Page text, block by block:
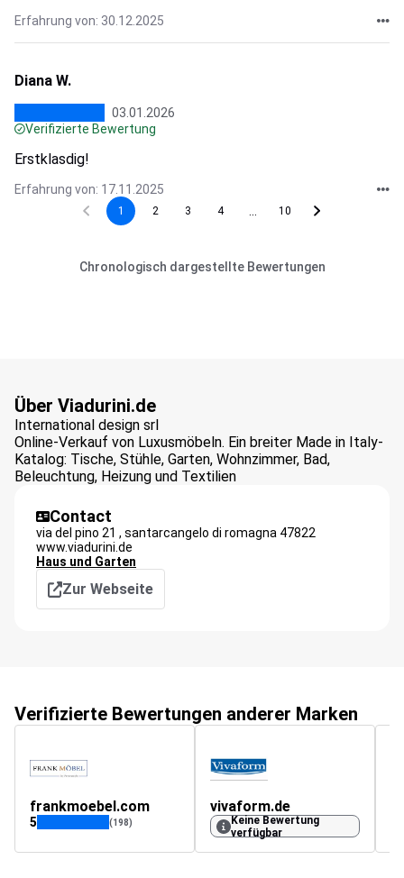
Erfahrung von: 30.12.2025
Diana W.
03.01.2026
Verifizierte Bewertung
Erstklasdig!
Erfahrung von: 17.11.2025
1 2 3 4 10
Chronologisch dargestellte Bewertungen
Über Viadurini.de
International design srl
Online-Verkauf von Luxusmöbeln. Ein breiter Made in Italy-
Katalog: Tische, Stühle, Garten, Wohnzimmer, Bad,
Beleuchtung, Heizung und Textilien
Contact
via del pino 21 , santarcangelo di romagna 47822
www.viadurini.de
Haus und Garten
Zur Webseite
Verifizierte Bewertungen anderer Marken
frankmoebel.com
5 (198)
vivaform.de
Keine Bewertung
verfügbar